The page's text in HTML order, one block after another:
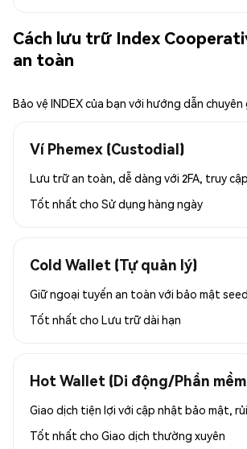
Cách lưu trữ Index
an toàn
Bảo vệ INDEX của bạn với hướng dẫn chuyên
Ví Phemex (Custodial)
Lưu trữ an toàn, dễ dàng với 2FA, truy
Tốt nhất cho Sử dụng hàng ngày
Cold Wallet (Tự quản lý)
Giữ ngoại tuyến an toàn với bảo mật
Tốt nhất cho Lưu trữ dài hạn
Hot Wallet (Di động/Phần
Giao dịch tiện lợi với cập nhật bảo mật,
Tốt nhất cho Giao dịch thường xuyên